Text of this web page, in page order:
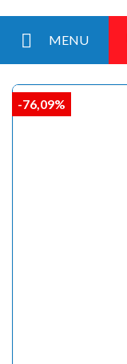
MENU
-76,09%